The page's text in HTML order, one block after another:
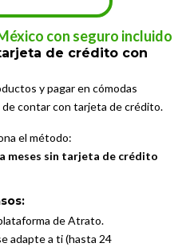
con seguro incluido
de crédito con
y pagar en cómodas
de contar con tarjeta de crédito.
el método:
meses sin tarjeta de crédito
de Atrato.
adapte a ti (hasta 24